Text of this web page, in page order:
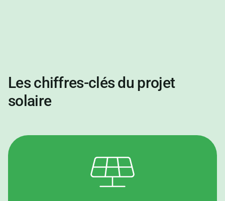
Leschiffres-clésdu projet
solaire